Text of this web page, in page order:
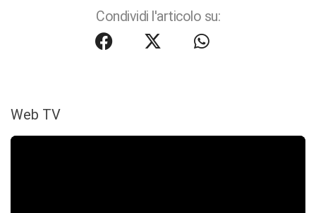
Condividi l'articolo su:
Web TV